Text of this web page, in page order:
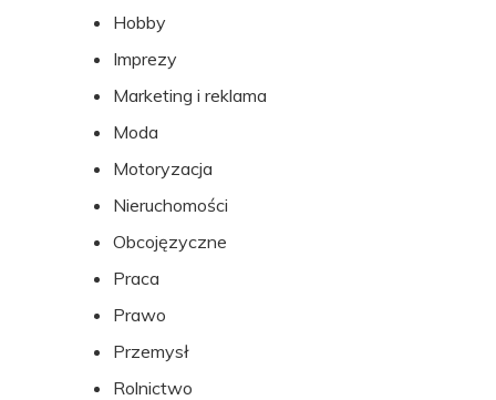
Hobby
Imprezy
Marketing i reklama
Moda
Motoryzacja
Nieruchomości
Obcojęzyczne
Praca
Prawo
Przemysł
Rolnictwo